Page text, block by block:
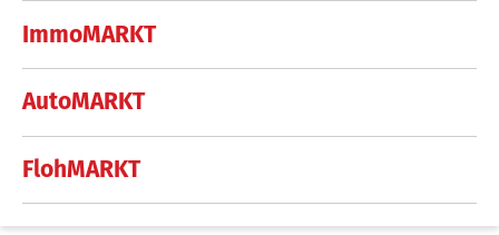
ImmoMARKT
AutoMARKT
FlohMARKT